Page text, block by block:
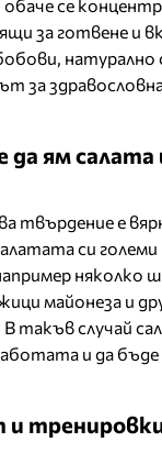
се
за готвене и
натурално
за
ям салата
твърдение е
си
няколко
майонеза и
такъв случай
и да
и